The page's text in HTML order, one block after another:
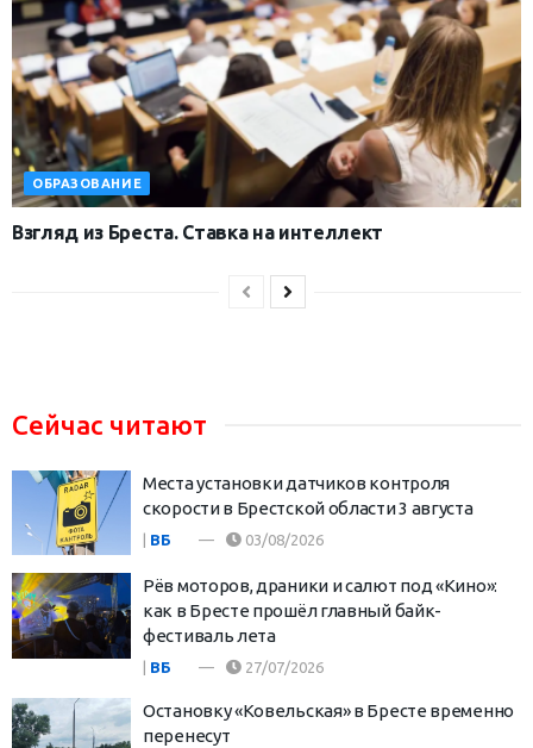
ОБРАЗОВАНИЕ
Взгляд из Бреста. Ставка на интеллект
Сейчас читают
Места установки датчиков контроля
скорости в Брестской области 3 августа
| ВБ 03/08/2026
Рёв моторов, драники и салют под «Кино»:
как в Бресте прошёл главный байк-
фестиваль лета
ВБ 27/07/2026
Остановку «Ковельская» в Бресте временно
перенесут